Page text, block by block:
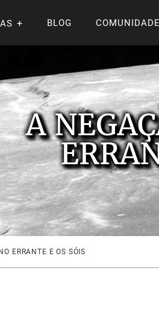
BLOG COMUNIDADE
A
ERRANTE E OS SÓIS